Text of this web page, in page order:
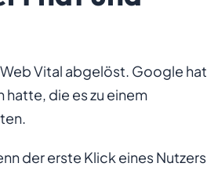
Web Vital abgelöst. Google hat
die es zu einem
der erste Klick eines Nutzers